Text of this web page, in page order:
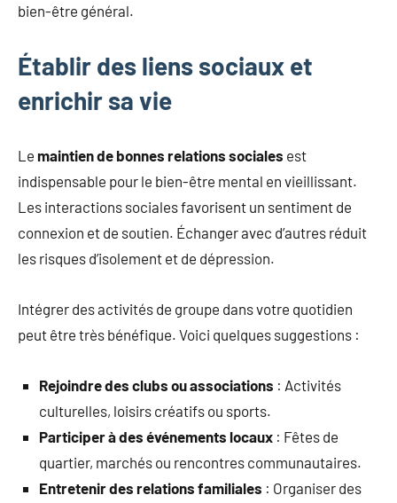
bien-être général.
Établir des liens sociaux et
enrichir sa vie
Le maintien de bonnes relations sociales est
indispensable pour le bien-être mental en vieillissant.
Les interactions sociales favorisent un sentiment de
connexion et de soutien. Échanger avec d’autres réduit
les risques d’isolement et de dépression.
Intégrer des activités de groupe dans votre quotidien
peut être très bénéfique. Voici quelques suggestions :
Rejoindre des clubs ou associations : Activités
culturelles, loisirs créatifs ou sports.
Participer à des événements locaux : Fêtes de
quartier, marchés ou rencontres communautaires.
Entretenir des relations familiales : Organiser des